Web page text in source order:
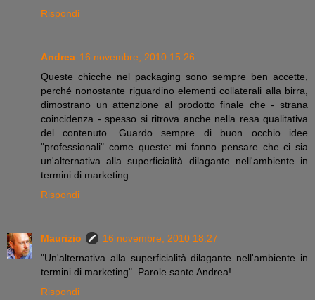
Rispondi
Andrea 16 novembre, 2010 15:26
Queste chicche nel packaging sono sempre ben accette,
perché nonostante riguardino elementi collaterali alla birra,
dimostrano un attenzione al prodotto finale che - strana
coincidenza - spesso si ritrova anche nella resa qualitativa
del contenuto. Guardo sempre di buon occhio idee
"professionali" come queste: mi fanno pensare che ci sia
un'alternativa alla superficialità dilagante nell'ambiente in
termini di marketing.
Rispondi
Maurizio
16 novembre, 2010 18:27
"Un'alternativa alla superficialità dilagante nell'ambiente in
termini di marketing". Parole sante Andrea!
Rispondi